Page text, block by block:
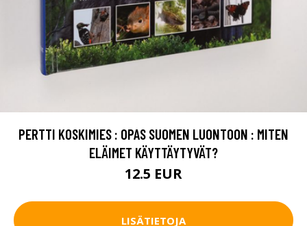
PERTTI KOSKIMIES : OPAS SUOMEN LUONTOON : MITEN
ELÄIMET KÄYTTÄYTYVÄT?
12.5 EUR
LISÄTIETOJA